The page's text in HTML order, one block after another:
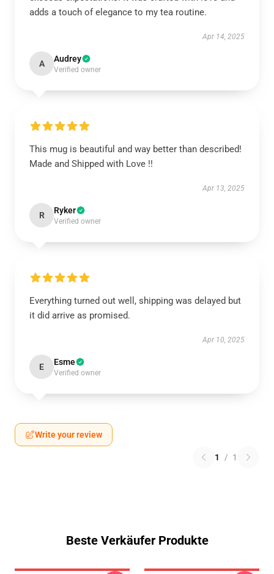
adds a touch of elegance to my tea routine.
Apr 14, 2025
A Audrey
Verified owner
This mug is beautiful and way better than described!
Made and Shipped with Love !!
Apr 13, 2025
R Ryker
Verified owner
Everything turned out well, shipping was delayed but
it did arrive as promised.
Apr 10, 2025
E Esme
Verified owner
Write your review
1 / 1
Beste Verkäufer Produkte